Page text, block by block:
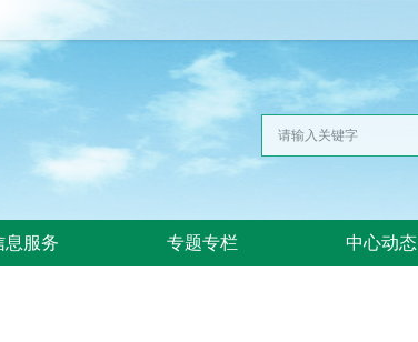
息服务 专题专栏 中心动态